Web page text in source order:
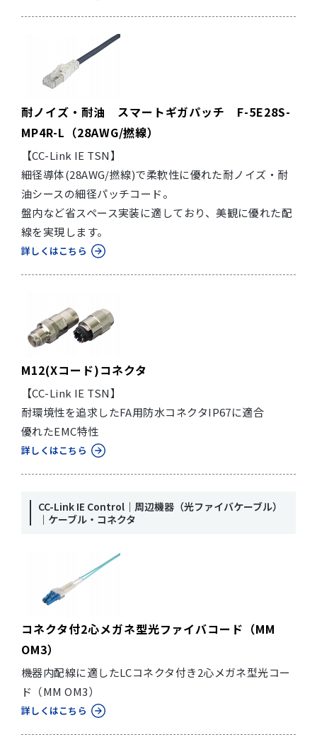
耐ノイズ・耐油 スマートギガパッチ F-5E28S-
MP4R-L（28AWG/撚線）
【CC-Link IE TSN】
細径導体(28AWG/撚線)で柔軟性に優れた耐ノイズ・耐
油シースの細径パッチコード。
盤内など省スペース実装に適しており、美観に優れた配
線を実現します。
詳しくはこちら
M12(Xコード)コネクタ
【CC-Link IE TSN】
耐環境性を追求したFA用防水コネクタIP67に適合
優れたEMC特性
詳しくはこちら
CC-Link IE Control｜周辺機器（光ファイバケーブル）
｜ケーブル・コネクタ
コネクタ付2心メガネ型光ファイバコード（MM
OM3）
機器内配線に適したLCコネクタ付き2心メガネ型光コー
ド（MM OM3）
詳しくはこちら